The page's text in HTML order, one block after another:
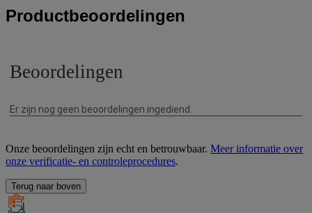
Productbeoordelingen
Onze beoordelingen zijn echt en betrouwbaar. Meer informatie over
onze verificatie- en controleprocedures.
Terug naar boven